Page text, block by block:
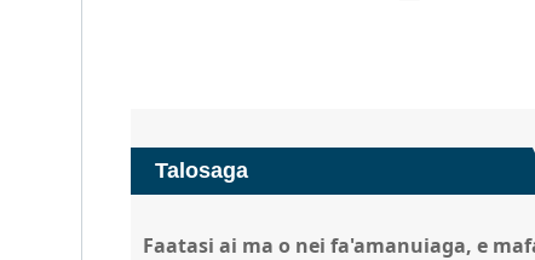
Talosaga
Faatasi ai ma o nei fa'amanuiaga, e